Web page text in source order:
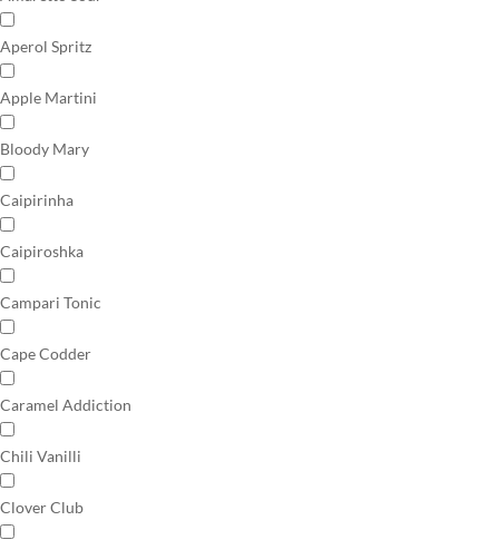
Aperol Spritz
Apple Martini
Bloody Mary
Caipirinha
Caipiroshka
Campari Tonic
Cape Codder
Caramel Addiction
Chili Vanilli
Clover Club